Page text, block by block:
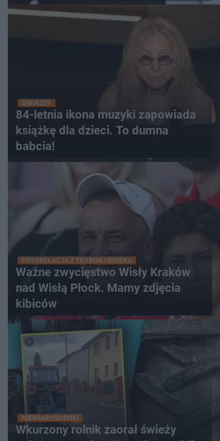
GWIAZDY
84-letnia ikona muzyki zapowiada
książkę dla dzieci. To dumna
babcia!
FOTORELACJA Z TRYBUN I BOISKA
Ważne zwycięstwo Wisły Kraków
nad Wisłą Płock. Mamy zdjęcia
kibiców
NIEWIARYGODNE!
Wkurzony rolnik zaorał świeży